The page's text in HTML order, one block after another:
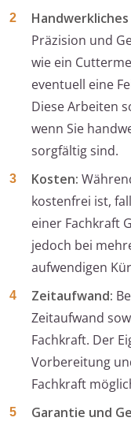
Handwerkliches
Präzision und
wie ein
eventuell eine
Diese Arbeiten
wenn Sie
sorgfältig sind.
Kosten:
kostenfrei ist,
einer Fachkraft
jedoch bei
aufwendigen
Zeitaufwand:
Zeitaufwand
Fachkraft. Der
Vorbereitung
Fachkraft
Garantie und